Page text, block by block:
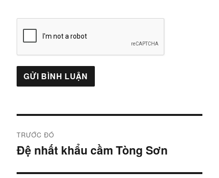
hướng
TRƯỚC ĐÓ
Bài
Đệ nhất khẩu cầm Tòng Sơn